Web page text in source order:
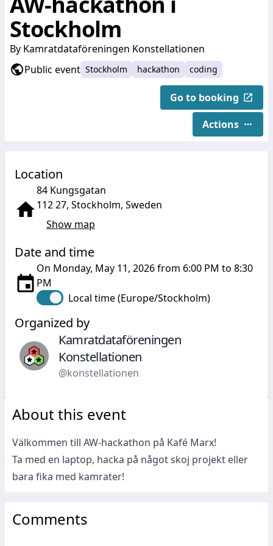
Stockholm
By Kamratdataföreningen Konstellationen
Public event Stockholm hackathon coding
Go to booking
Actions
Location
84 Kungsgatan
112 27, Stockholm, Sweden
Show map
Date and time
On Monday, May 11, 2026 from 6:00 PM to 8:30
PM
Local time (Europe/Stockholm)
Organized by
Kamratdataföreningen
Konstellationen
@konstellationen
About this event
Välkommen till AW-hackathon på Kafé Marx!
Ta med en laptop, hacka på något skoj projekt eller
bara fika med kamrater!
Comments